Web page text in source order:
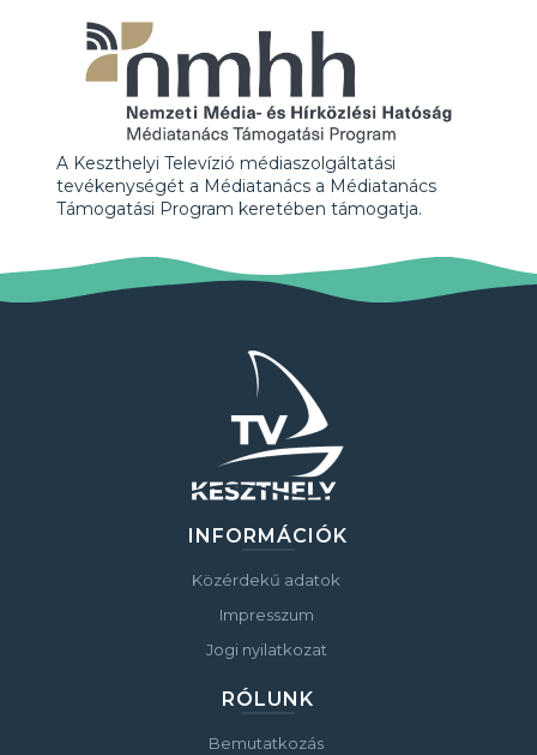
A Keszthelyi Televízió médiaszolgáltatási
tevékenységét a Médiatanács a Médiatanács
Támogatási Program keretében támogatja.
INFORMÁCIÓK
Közérdekű adatok
Impresszum
Jogi nyilatkozat
RÓLUNK
Bemutatkozás